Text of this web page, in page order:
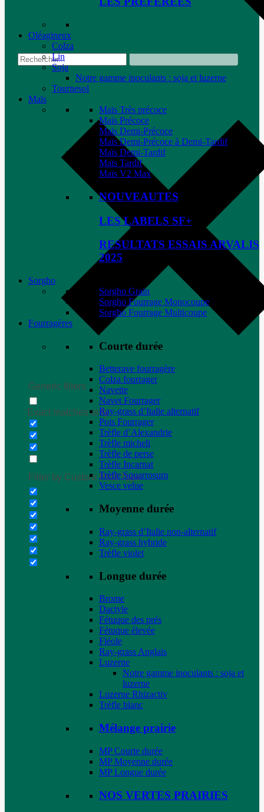
Generic filters
Exact matches only
Filter by Custom Post Type
Oléagineux
Colza
Lin
Soja
Notre gamme inoculants : soja et luzerne
Tournesol
Maïs
Maïs Très précoce
Maïs Précoce
Maïs Demi-Précoce
Maïs Demi-Précoce à Demi-Tardif
Maïs Demi-Tardif
Maïs Tardif
Maïs V2 Max
NOUVEAUTES
LES LABELS SF+
RESULTATS ESSAIS ARVALIS
2025
Sorgho
Sorgho Grain
Sorgho Fourrage Monocoupe
Sorgho Fourrage Multicoupe
Fourragères
Courte durée
Betterave fourragère
Colza fourrager
Navette
Navet Fourrager
Ray-grass d’Italie alternatif
Pois Fourrager
Trèfle d’Alexandrie
Trèfle micheli
Trèfle de perse
Trèfle Incarnat
Trèfle Squarrosum
Vesce velue
Moyenne durée
Ray-grass d’Italie non-alternatif
Ray-grass hybride
Trèfle violet
Longue durée
Brome
Dactyle
Fétuque des prés
Fétuque élevée
Fléole
Ray-grass Anglais
Luzerne
Notre gamme inoculants : soja et
luzerne
Luzerne Rhizactiv
Trèfle blanc
Mélange prairie
MP Courte durée
MP Moyenne durée
MP Longue durée
NOS VERTES PRAIRIES